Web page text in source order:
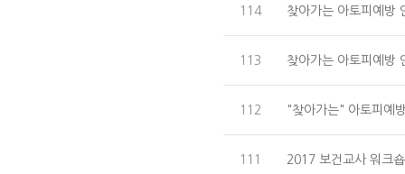
114 찾아가는 아토피예방
113 찾아가는 아토피예방
112 "찾아가는" 아토피예
111 2017 보건교사 워크